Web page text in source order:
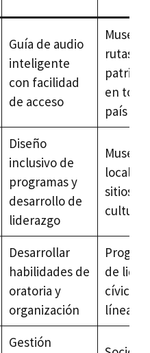
Guía de audio
inteligente
con facilidad
de acceso
Museos
rutas
en
país
Diseño
inclusivo de
programas y
desarrollo de
liderazgo
Museos
locales
sitios
Desarrollar
habilidades de
oratoria y
organización
de
cívico
línea
Gestión